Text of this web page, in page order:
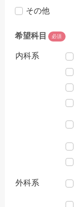
その他
希望科目 必須
内科系
外科系